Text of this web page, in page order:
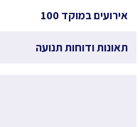
אירועים במוקד 100
תאונות ודוחות תנועה